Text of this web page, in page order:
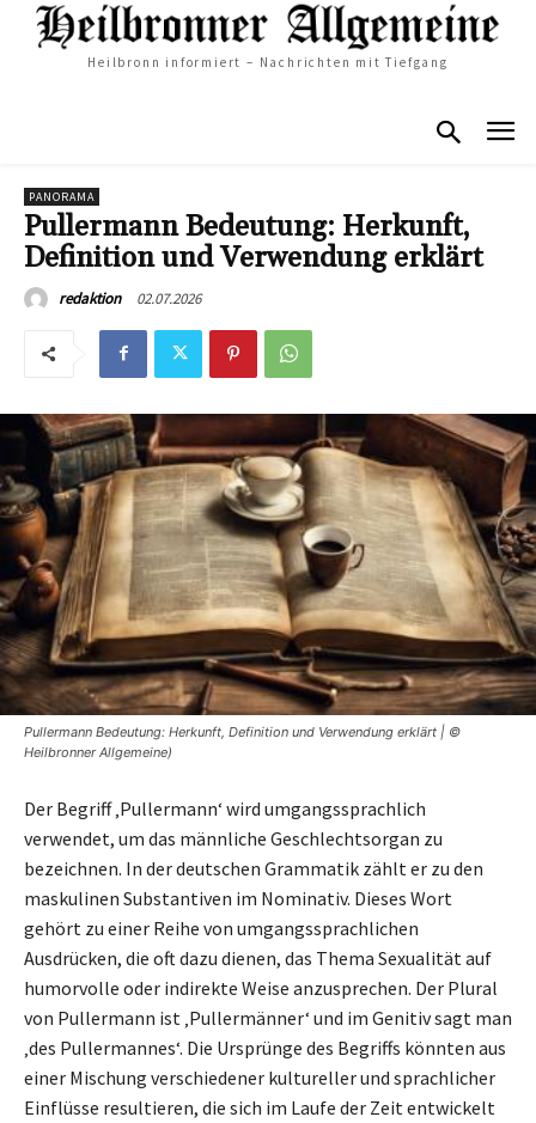
Heilbronn informiert – Nachrichten mit Tiefgang
PANORAMA
Pullermann Bedeutung: Herkunft,
Definition und Verwendung erklärt
redaktion 02.07.2026
Pullermann Bedeutung: Herkunft, Definition und Verwendung erklärt | ©
Heilbronner Allgemeine)
Der Begriff ‚Pullermann‘ wird umgangssprachlich
verwendet, um das männliche Geschlechtsorgan zu
bezeichnen. In der deutschen Grammatik zählt er zu den
maskulinen Substantiven im Nominativ. Dieses Wort
gehört zu einer Reihe von umgangssprachlichen
Ausdrücken, die oft dazu dienen, das Thema Sexualität auf
humorvolle oder indirekte Weise anzusprechen. Der Plural
von Pullermann ist ‚Pullermänner‘ und im Genitiv sagt man
‚des Pullermannes‘. Die Ursprünge des Begriffs könnten aus
einer Mischung verschiedener kultureller und sprachlicher
Einflüsse resultieren, die sich im Laufe der Zeit entwickelt